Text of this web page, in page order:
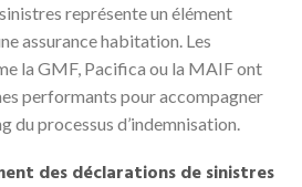
représente un élément
assurance habitation. Les
la GMF, Pacifica ou la MAIF ont
performants pour accompagner
du processus d’indemnisation.
des déclarations de sinistres